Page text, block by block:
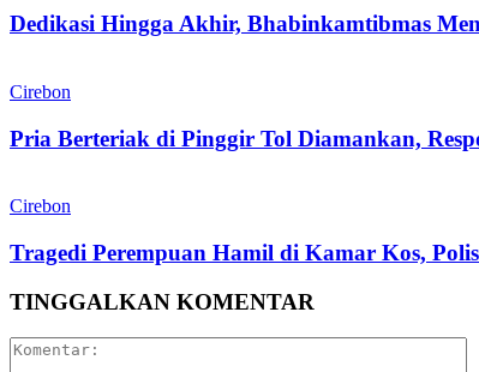
Dedikasi Hingga Akhir, Bhabinkamtibmas
Cirebon
Pria Berteriak di Pinggir Tol Diamankan,
Cirebon
Tragedi Perempuan Hamil di Kamar Kos,
TINGGALKAN KOMENTAR